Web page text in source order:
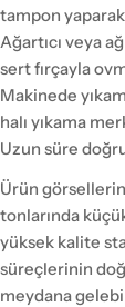
tampon
Ağartıcı veya
sert fırçayla
Makinede
halı yıkama
Uzun süre
Ürün
tonlarında
yüksek kalite
süreçlerinin
meydana